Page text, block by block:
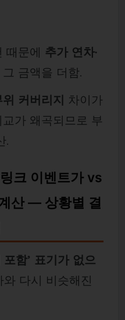
때문에 추가 연차·
금액을 더함.
위 커버리지 차이가
가 왜곡되므로 부
.
크 이벤트가 vs
산 — 상황별 결
함’ 표기가 없으
다시 비슷해진